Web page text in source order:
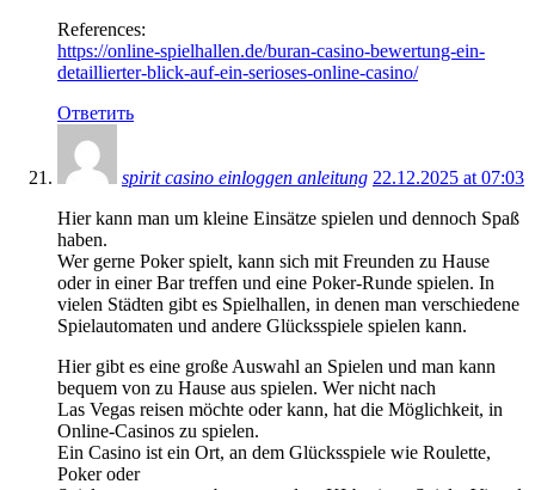
References:
https://online-spielhallen.de/buran-casino-bewertung-ein-
detaillierter-blick-auf-ein-serioses-online-casino/
Ответить
spirit casino einloggen anleitung 22.12.2025 at 07:03
Hier kann man um kleine Einsätze spielen und dennoch Spaß
haben.
Wer gerne Poker spielt, kann sich mit Freunden zu Hause
oder in einer Bar treffen und eine Poker-Runde spielen. In
vielen Städten gibt es Spielhallen, in denen man verschiedene
Spielautomaten und andere Glücksspiele spielen kann.
Hier gibt es eine große Auswahl an Spielen und man kann
bequem von zu Hause aus spielen. Wer nicht nach
Las Vegas reisen möchte oder kann, hat die Möglichkeit, in
Online-Casinos zu spielen.
Ein Casino ist ein Ort, an dem Glücksspiele wie Roulette,
Poker oder